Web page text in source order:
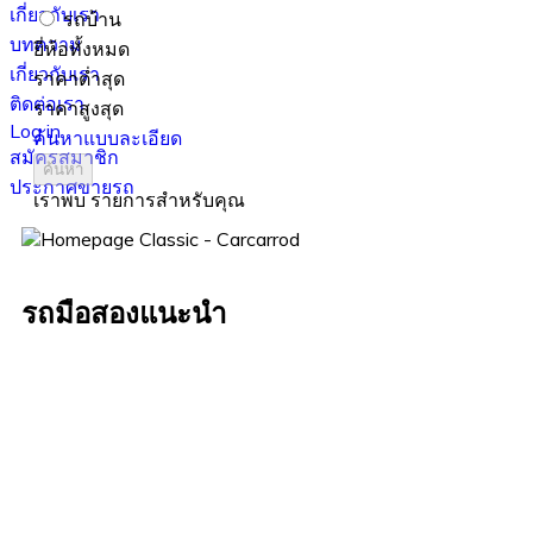
เกี่ยวกับเรา
บทความ
เกี่ยวกับเรา
ติดต่อเรา
Log in
สมัครสมาชิก
ประกาศขายรถ
รถบ้าน
ยี่ห้อทั้งหมด
ราคาต่ำสุด
ราคาสูงสุด
ค้นหาแบบละเอียด
ค้นหา
เราพบรายการสำหรับคุณ
รถมือสองแนะนำ